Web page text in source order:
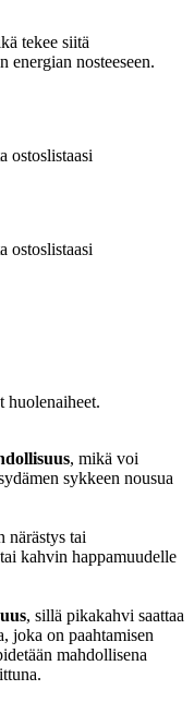
tekee siitä
energian nosteeseen.
ostoslistaasi
ostoslistaasi
huolenaiheet.
, mikä voi
sykkeen nousua
närästys tai
kahvin happamuudelle
, sillä pikakahvi saattaa
joka on paahtamisen
mahdollisena